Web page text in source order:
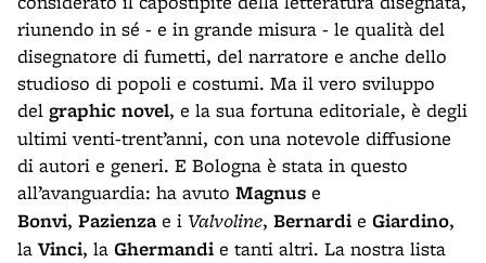
riunendo in sé - e in grande misura - le qualità del
disegnatore di fumetti, del narratore e anche dello
studioso di popoli e costumi. Ma il vero sviluppo
del graphic novel, e la sua fortuna editoriale, è degli
ultimi venti-trent’anni, con una notevole diffusione
di autori e generi. E Bologna è stata in questo
all’avanguardia: ha avuto Magnus e
Bonvi, Pazienzae i Valvoline, Bernardi e Giardino,
la Vinci, la Ghermandi e tanti altri. La nostra lista